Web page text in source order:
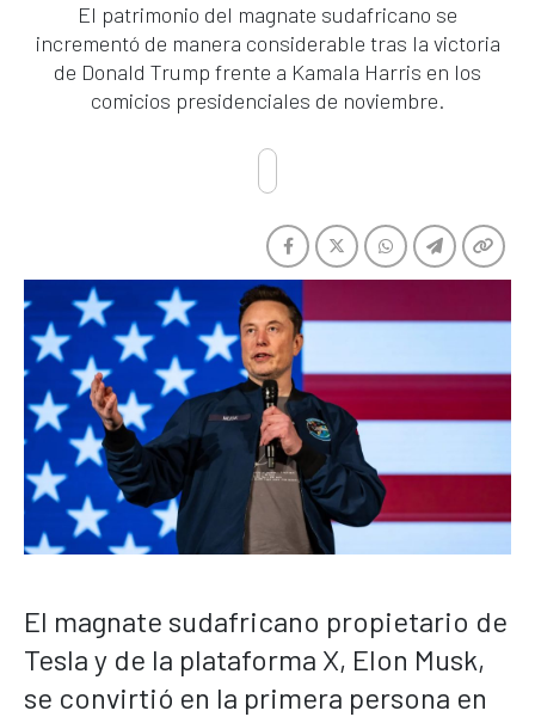
El patrimonio del magnate sudafricano se
incrementó de manera considerable tras la victoria
de Donald Trump frente a Kamala Harris en los
comicios presidenciales de noviembre.
El magnate sudafricano propietario de
Tesla y de la plataforma X, Elon Musk,
se convirtió en la primera persona en